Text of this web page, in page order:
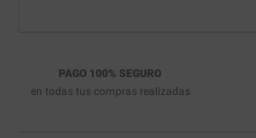
PAGO 100% SEGURO
en todas tus compras realizadas